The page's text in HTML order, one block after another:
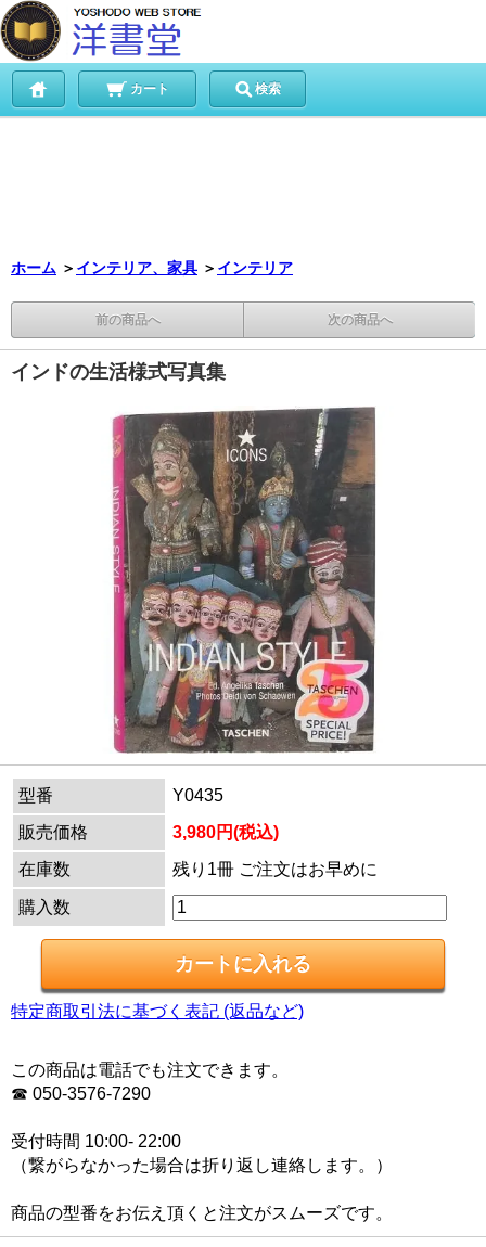
カート 検索
ホーム ＞ インテリア、家具 ＞ インテリア
前の商品へ 次の商品へ
インドの生活様式写真集
型番
Y0435
販売価格
3,980円(税込)
在庫数
残り1冊 ご注文はお早めに
購入数
特定商取引法に基づく表記 (返品など)
この商品は電話でも注文できます。
☎ 050-3576-7290
受付時間 10:00- 22:00
（繋がらなかった場合は折り返し連絡します。）
商品の型番をお伝え頂くと注文がスムーズです。